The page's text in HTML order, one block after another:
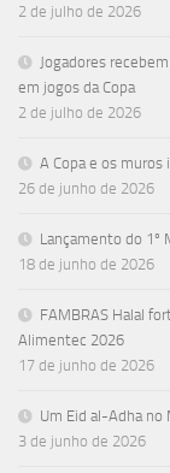
2 de julho de 2026
Jogadores
em jogos da Copa
2 de julho de 2026
A Copa e os muros
26 de junho de 2026
Lançamento do 1º
18 de junho de 2026
FAMBRAS Halal
Alimentec 2026
17 de junho de 2026
Um Eid al-Adha no
3 de junho de 2026